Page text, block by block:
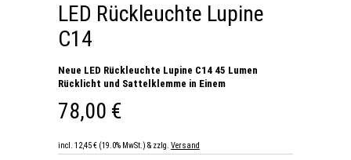
LED Rückleuchte Lupine
C14
Neue LED Rückleuchte Lupine C14 45 Lumen
Rücklicht und Sattelklemme in Einem
78,00 €
incl. 12,45 € (19.0% MwSt.) & zzlg. Versand